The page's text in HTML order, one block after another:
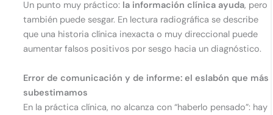
Un punto muy práctico: la información clínica ayuda, pero
también puede sesgar. En lectura radiográfica se describe
que una historia clínica inexacta o muy direccional puede
aumentar falsos positivos por sesgo hacia un diagnóstico.
Error de comunicación y de informe: el eslabón que más
subestimamos
En la práctica clínica, no alcanza con “haberlo pensado”: hay